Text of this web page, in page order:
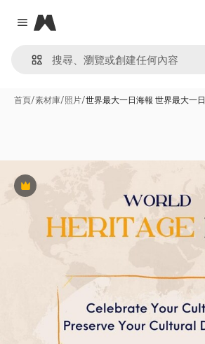
Close menu
Magnific
首頁/素材庫/照片/世界最大一日海報 世界最大一日
Premium